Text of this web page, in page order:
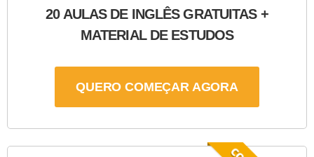
20 AULAS DE INGLÊS GRATUITAS +
MATERIAL DE ESTUDOS
QUERO COMEÇAR AGORA